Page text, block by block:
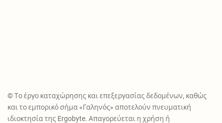
© Το έργο καταχώρησης και επεξεργασίας δεδομένων, καθώς
και το εμπορικό σήμα «Γαληνός» αποτελούν πνευματική
ιδιοκτησία της Ergobyte. Απαγορεύεται η χρήση ή